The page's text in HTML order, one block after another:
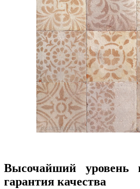
Высочайший уровень
гарантия качества